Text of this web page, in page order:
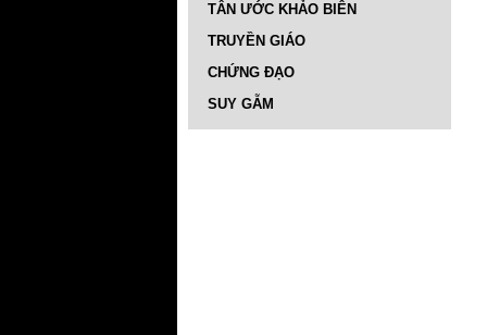
TÂN ƯỚC KHẢO BIÊN
TRUYỀN GIÁO
CHỨNG ĐẠO
SUY GẪM